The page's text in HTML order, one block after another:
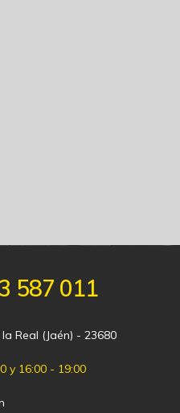
587 011
Real (Jaén) - 23680
y 16:00 - 19:00